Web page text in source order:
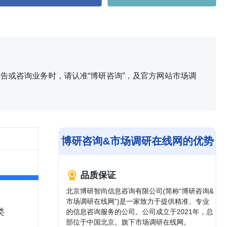
咨询业务时，请认准“博研咨询”，及官方网站市场调
博研咨询&市场调研在线网的优势
品质保证
北京博研智尚信息咨询有限公司(简称“博研咨询&
市场调研在线网”)是一家致力于提供精准、专业
的信息咨询服务的公司。公司成立于2021年，总
部位于中国北京。旗下市场调研在线网。